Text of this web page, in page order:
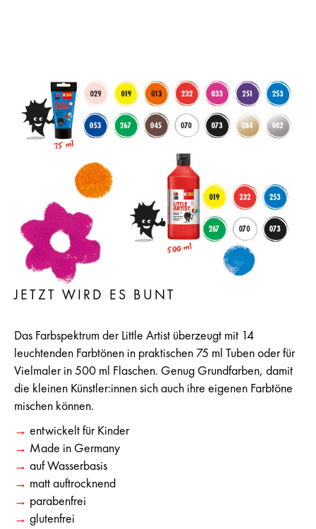
JETZT WIRD ES BUNT
Das Farbspektrum der Little Artist überzeugt mit 14
leuchtenden Farbtönen in praktischen 75 ml Tuben oder für
Vielmaler in 500 ml Flaschen. Genug Grundfarben, damit
die kleinen Künstler:innen sich auch ihre eigenen Farbtöne
mischen können.
→ entwickelt für Kinder
→ Made in Germany
→ auf Wasserbasis
→ matt auftrocknend
→ parabenfrei
→ glutenfrei